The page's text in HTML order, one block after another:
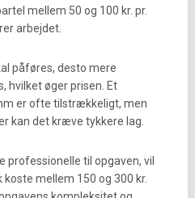
mellem 50 og 100 kr. pr.
arbejdet.
påføres, desto mere
hvilket øger prisen. Et
er ofte tilstrækkeligt, men
kan det kræve tykkere lag.
professionelle til opgaven, vil
mellem 150 og 300 kr.